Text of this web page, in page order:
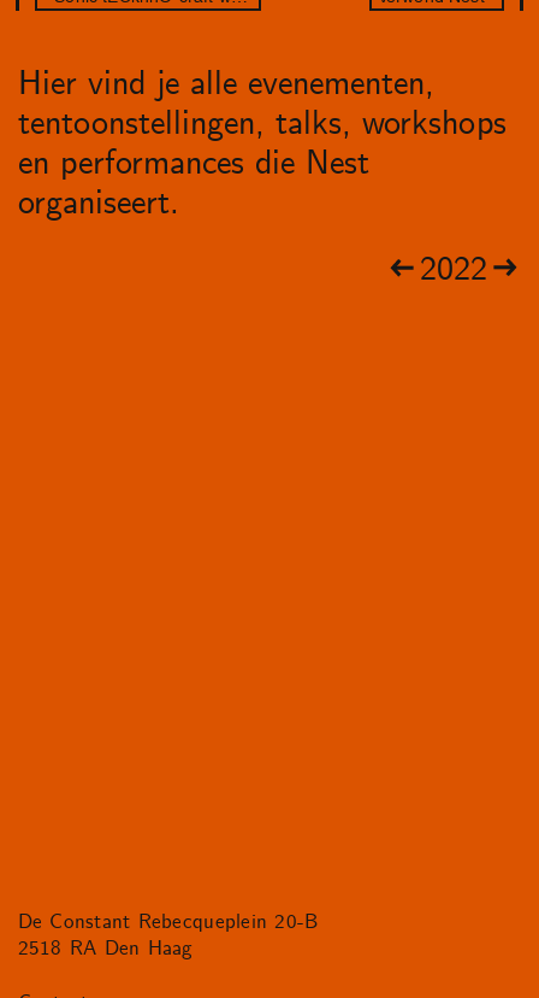
Hier vind je alle evenementen,
tentoonstellingen, talks, workshops
en performances die Nest
organiseert.
2022
De Constant Rebecqueplein 20-B
2518 RA Den Haag